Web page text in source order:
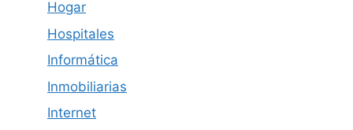
Hogar
Hospitales
Informática
Inmobiliarias
Internet